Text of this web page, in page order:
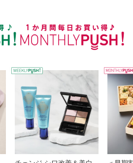
WEEKLY PUSH